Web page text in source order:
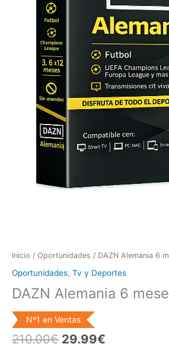
Inicio / Oportunidades / DAZN Alemania 6
Oportunidades, Tv y Deportes
DAZN Alemania 6
Nº1 en Ventas
210.00€ 29.99€